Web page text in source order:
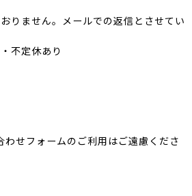
りません。メールでの返信とさせてい
不定休あり
わせフォームのご利用はご遠慮くださ